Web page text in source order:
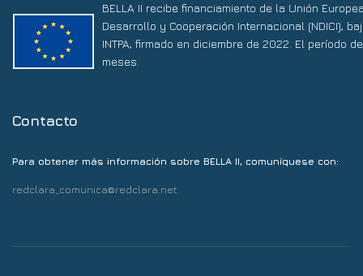
BELLA II recibe financiamiento de la Unión
Desarrollo y Cooperación Internacional (NDICI),
INTPA, firmado en diciembre de 2022. El período
meses.
Contacto
Para obtener más información sobre BELLA II, comuníquese con:
redclara_comunica@redclara.net